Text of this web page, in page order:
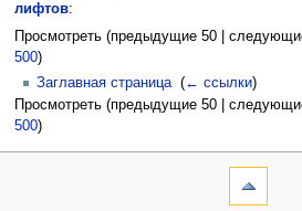
лифтов:
Просмотреть (предыдущие 50 |
500)
Заглавная страница‎ (← ссылки)
Просмотреть (предыдущие 50 |
500)